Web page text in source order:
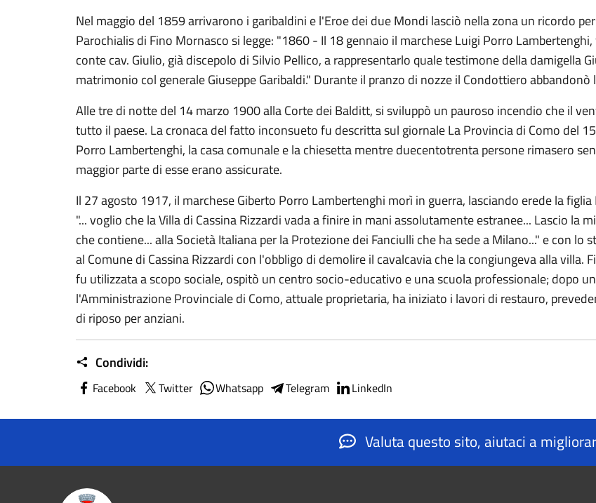
Nel maggio del 1859 arrivarono i garibaldini e l'Eroe dei due Mondi lasciò nella zona un ricordo
Parochialis di Fino Mornasco si legge: "1860 - Il 18 gennaio il marchese Luigi Porro
conte cav. Giulio, già discepolo di Silvio Pellico, a rappresentarlo quale testimone della damigella
matrimonio col generale Giuseppe Garibaldi." Durante il pranzo di nozze il Condottiero
Alle tre di notte del 14 marzo 1900 alla Corte dei Balditt, si sviluppò un pauroso incendio che il
tutto il paese. La cronaca del fatto inconsueto fu descritta sul giornale La Provincia di Como del
Porro Lambertenghi, la casa comunale e la chiesetta mentre duecentotrenta persone rimasero
maggior parte di esse erano assicurate.
Il 27 agosto 1917, il marchese Giberto Porro Lambertenghi morì in guerra, lasciando erede la
"... voglio che la Villa di Cassina Rizzardi vada a finire in mani assolutamente estranee... Lascio la
che contiene... alla Società Italiana per la Protezione dei Fanciulli che ha sede a Milano..." e con lo
al Comune di Cassina Rizzardi con l'obbligo di demolire il cavalcavia che la congiungeva alla villa.
fu utilizzata a scopo sociale, ospitò un centro socio-educativo e una scuola professionale; dopo
l'Amministrazione Provinciale di Como, attuale proprietaria, ha iniziato i lavori di restauro,
di riposo per anziani.
Condividi:
Facebook Twitter Whatsapp Telegram LinkedIn
Valuta questo sito, aiutaci a